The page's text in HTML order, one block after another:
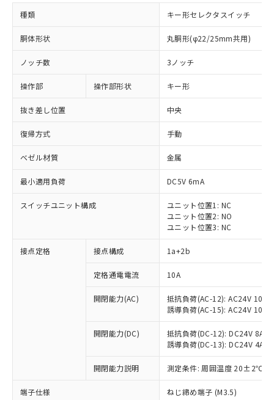
種類 キー形セレクタスイッチ
胴体形状 丸胴形(φ22/25mm共用)
ノッチ数 3ノッチ
操作部 操作部形状 キー形
抜き差し位置 中央
復帰方式 手動
ベゼル材質 金属
最小適用負荷 DC5V 6mA
スイッチユニット構成
ユニット位置1: NC
ユニット位置2: NO
ユニット位置3: NC
接点定格 接点構成 1a+2b
定格通電電流 10A
開閉能力(AC)
抵抗負荷(AC-12): AC24V 10A/
誘導負荷(AC-15): AC24V
開閉能力(DC)
抵抗負荷(DC-12): DC24V 8A/
誘導負荷(DC-13): DC24V 4A/
開閉能力説明 測定条件: 周囲温度 20±2℃、
端子仕様 ねじ締め端子 (M3.5)
ご利用条件
対応済み：EU RoHS指令（10物質）の
非含有に対応した製品が提供可能な商品で
対応予定：EU RoHS指令（10物質）の非含
有に対応した製品に切り替える予定のある
対応予定なし：EU RoHS指令（10物質）の